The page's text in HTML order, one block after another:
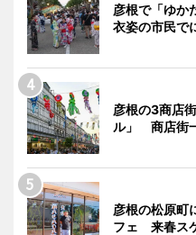
彦根で「ゆ
衣姿の市民で
彦根の3商店
ル」 商店街
彦根の松原町
フェ 来春ス